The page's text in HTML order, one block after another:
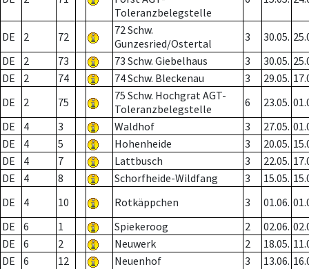
Toleranzbelegstelle
DE 2 72
72 Schw.
Gunzesried/Ostertal
3 30.05.
DE
2 73 73 Schw. Giebelhaus 3 30.05.
DE
2 74 74 Schw. Bleckenau 3 29.05.
DE
2 75
75 Schw. Hochgrat AGT-
Toleranzbelegstelle
6 23.05.
DE
4 3 Waldhof 3 27.05.
DE
4 5 Hohenheide 3 20.05.
DE
4 7 Lattbusch 3 22.05.
DE
4 8 Schorfheide-Wildfang 3 15.05.
DE
4 10 Rotkäppchen 3 01.06.
DE
6 1 Spiekeroog 2 02.06.
DE
6 2 Neuwerk 2 18.05.
DE
6 12 Neuenhof 3 13.06.